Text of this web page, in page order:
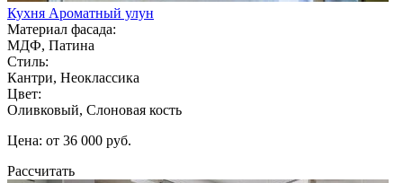
Кухня Ароматный улун
Материал фасада:
МДФ, Патина
Стиль:
Кантри, Неоклассика
Цвет:
Оливковый, Слоновая кость
Цена: от 36 000 руб.
Рассчитать